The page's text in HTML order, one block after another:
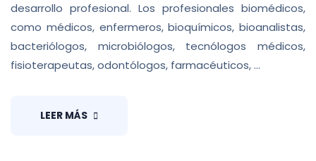
desarrollo profesional. Los profesionales biomédicos,
como médicos, enfermeros, bioquímicos, bioanalistas,
bacteriólogos, microbiólogos, tecnólogos médicos,
fisioterapeutas, odontólogos, farmacéuticos, ...
LEER MÁS